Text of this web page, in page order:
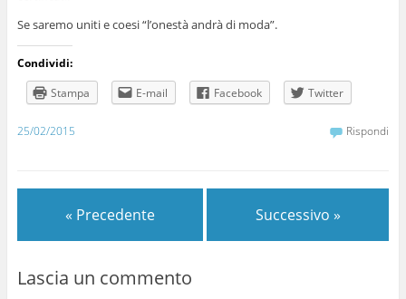
Se saremo uniti e coesi “l’onestà andrà di moda”.
Condividi:
Stampa
E-mail Facebook Twitter
25/02/2015 Rispondi
« Precedente Successivo »
Lascia un commento